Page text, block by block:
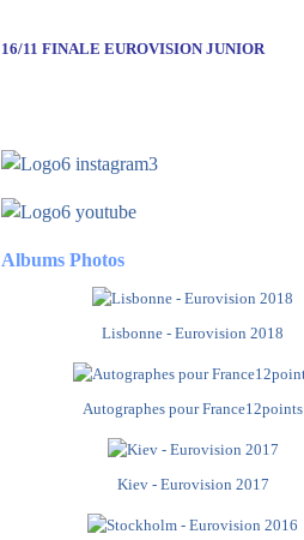
16/11 FINALE EUROVISION JUNIOR
Albums Photos
Lisbonne - Eurovision 2018
Autographes pour France12points
Kiev - Eurovision 2017